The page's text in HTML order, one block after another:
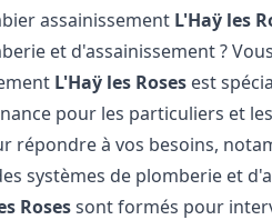
assainissement L'Haÿ les
et d'assainissement ?
L'Haÿ les Roses est
pour les particuliers et
répondre à vos besoins,
systèmes de plomberie et
Rosessont formés pour